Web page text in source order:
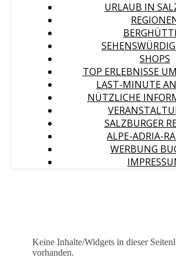
URLAUB IN
SHOPS
TOP ERLEBNISSE
LAST-MINUTE
NÜTZLICHE
SALZBURGER
ALPE-ADRIA-
WERBUNG
Keine Inhalte/Widgets in dieser
vorhanden.